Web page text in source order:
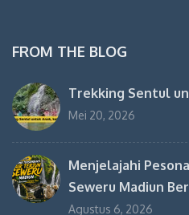
FROM THE BLOG
Trekking Sentul
Mei 20, 2026
Menjelajahi
Seweru Madiun
Agustus 6, 2026